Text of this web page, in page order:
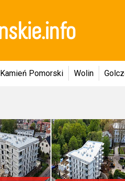
Kamień Pomorski Wolin